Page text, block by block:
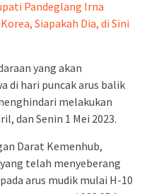
Pandeglang Irna
Siapakah Dia, di Sini
yang akan
di hari puncak arus balik
melakukan
dan Senin 1 Mei 2023.
Darat Kemenhub,
telah menyeberang
arus mudik mulai H-10